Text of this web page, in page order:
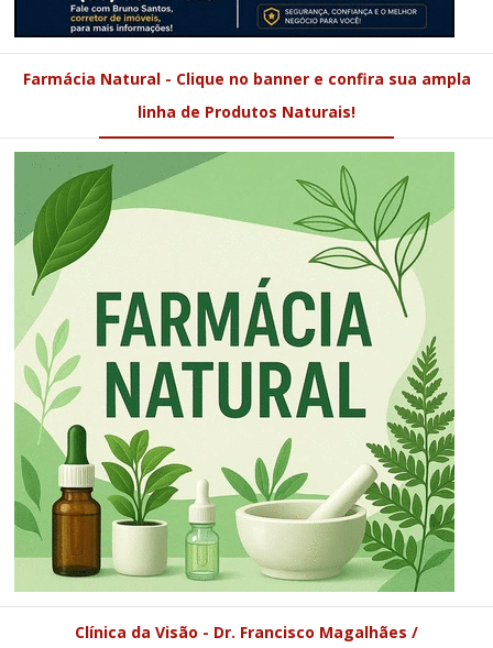
Farmácia Natural - Clique no banner e confira sua ampla
linha de Produtos Naturais!
Clínica da Visão - Dr. Francisco Magalhães /